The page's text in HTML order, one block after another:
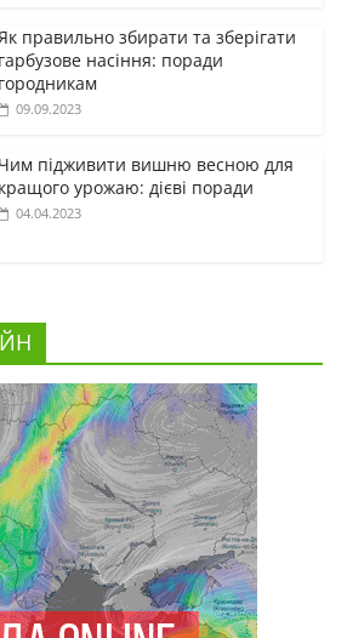
правильно збирати та зберігати
гарбузове насіння: поради
городникам
09.09.2023
Чим підживити вишню весною для
кращого урожаю: дієві поради
04.04.2023